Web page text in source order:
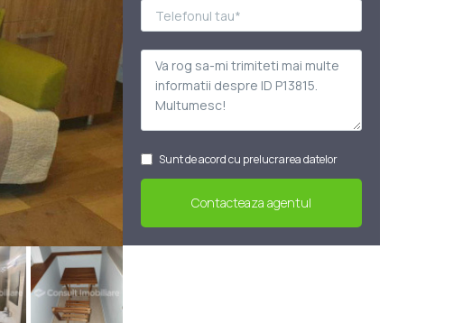
Sunt de acord cu prelucrarea datelor